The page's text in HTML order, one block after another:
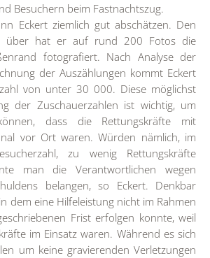
Besuchern beim Fastnachtszug.
Eckert ziemlich gut abschätzen. Den
über hat er auf rund 200 Fotos die
fotografiert. Nach Analyse der
der Auszählungen kommt Eckert
von unter 30 000. Diese möglichst
der Zuschauerzahlen ist wichtig, um
dass die Rettungskräfte mit
vor Ort waren. Würden nämlich, im
zu wenig Rettungskräfte
man die Verantwortlichen wegen
belangen, so Eckert. Denkbar
dem eine Hilfeleistung nicht im Rahmen
Frist erfolgen konnte, weil
im Einsatz waren. Während es sich
um keine gravierenden Verletzungen